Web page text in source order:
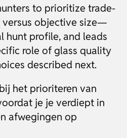
to prioritize trade-
objective size—
hunt profile, and leads
role of glass quality
described next.
het prioriteren van
je je verdiept in
afwegingen op